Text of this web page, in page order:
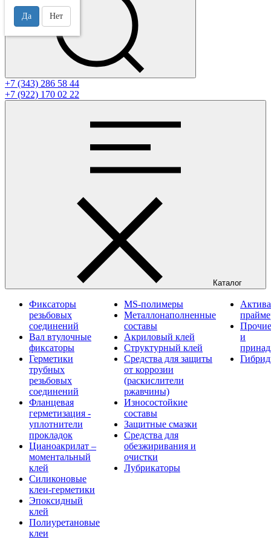
Да Нет
+7 (343) 286 58 44
+7 (922) 170 02 22
Каталог
Фиксаторы
резьбовых
соединений
Вал втулочные
фиксаторы
Герметики
трубных
резьбовых
соединений
Фланцевая
герметизация -
уплотнители
прокладок
Цианоакрилат –
моментальный
клей
Силиконовые
клеи-герметики
Эпоксидный
клей
Полиуретановые
клеи
MS-полимеры
Металлонаполненные
составы
Акриловый клей
Структурный клей
Средства для защиты
от коррозии
(раскислители
ржавчины)
Износостойкие
составы
Защитные смазки
Средства для
обезжиривания и
очистки
Лубрикаторы
и